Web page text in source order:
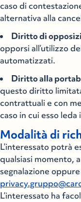
caso di
alternativa alla
Diritto di
opporsi all’utilizzo
automatizzati.
Diritto alla
questo diritto
contrattuali e con
caso in cui esso
Modalità di
L’interessato potrà
qualsiasi momento,
segnalazione
L’interessato ha